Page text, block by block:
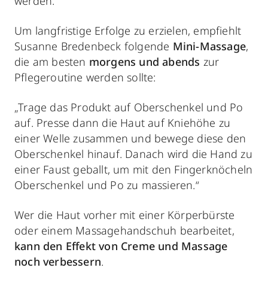
Um langfristige Erfolge zu erzielen, empfiehlt
Susanne Bredenbeck folgende Mini-Massage,
die am besten morgens und abends zur
Pflegeroutine werden sollte:
„Trage das Produkt auf Oberschenkel und Po
auf. Presse dann die Haut auf Kniehöhe zu
einer Welle zusammen und bewege diese den
Oberschenkel hinauf. Danach wird die Hand zu
einer Faust geballt, um mit den Fingerknöcheln
Oberschenkel und Po zu massieren.“
Wer die Haut vorher mit einer Körperbürste
oder einem Massagehandschuh bearbeitet,
kann den Effekt von Creme und Massage
noch verbessern.